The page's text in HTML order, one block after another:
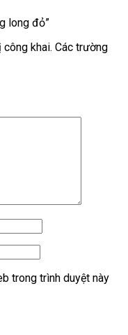
long đỏ”
khai. Các trường
trong trình duyệt này